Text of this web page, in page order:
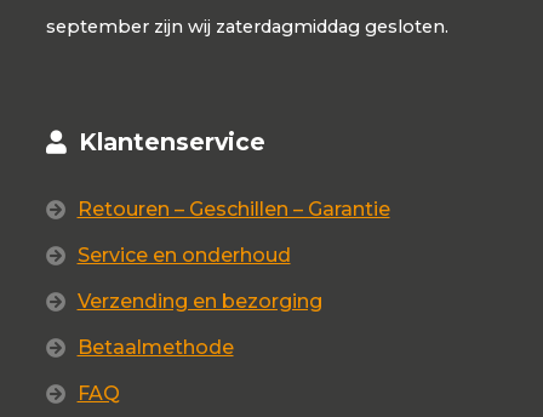
september zijn wij zaterdagmiddag gesloten.
Klantenservice
Retouren – Geschillen – Garantie
Service en onderhoud
Verzending en bezorging
Betaalmethode
FAQ